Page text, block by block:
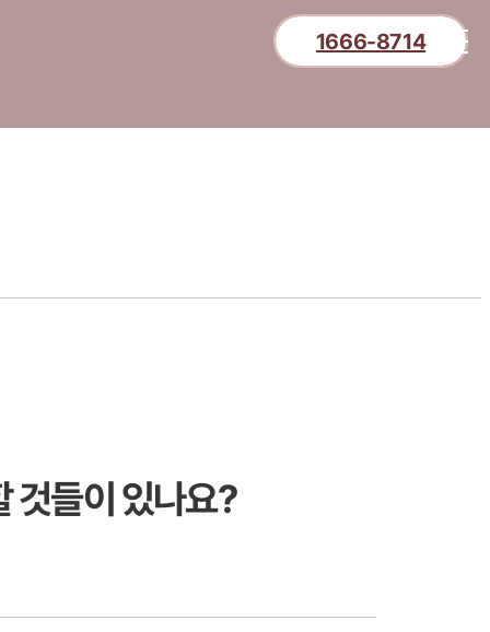
1666-8714
것들이 있나요?